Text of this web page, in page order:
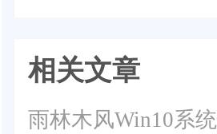
相关文章